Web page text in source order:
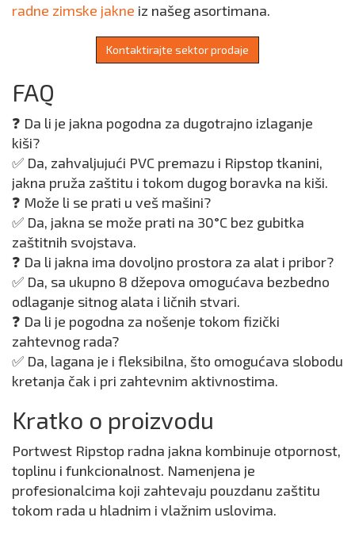
radne zimske jakne iz našeg asortimana.
Kontaktirajte sektor prodaje
FAQ
❓ Da li je jakna pogodna za dugotrajno izlaganje
kiši?
✅ Da, zahvaljujući PVC premazu i Ripstop tkanini,
jakna pruža zaštitu i tokom dugog boravka na kiši.
❓ Može li se prati u veš mašini?
✅ Da, jakna se može prati na 30°C bez gubitka
zaštitnih svojstava.
❓ Da li jakna ima dovoljno prostora za alat i pribor?
✅ Da, sa ukupno 8 džepova omogućava bezbedno
odlaganje sitnog alata i ličnih stvari.
❓ Da li je pogodna za nošenje tokom fizički
zahtevnog rada?
✅ Da, lagana je i fleksibilna, što omogućava slobodu
kretanja čak i pri zahtevnim aktivnostima.
Kratko o proizvodu
Portwest Ripstop radna jakna kombinuje otpornost,
toplinu i funkcionalnost. Namenjena je
profesionalcima koji zahtevaju pouzdanu zaštitu
tokom rada u hladnim i vlažnim uslovima.